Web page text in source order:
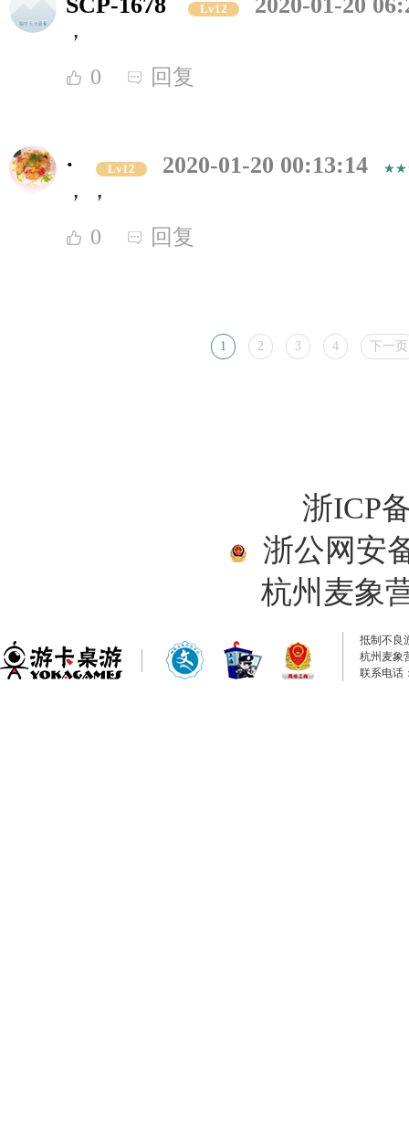
Lv12
，
0 回复
· Lv12
2020-01-20 00:13:14
，，
0 回复
1 2 3 4 下一页
浙ICP
浙公网安
杭州麦象
抵制不良
杭州麦象
联系电话